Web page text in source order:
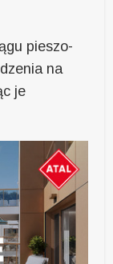
pieszo-
na
je